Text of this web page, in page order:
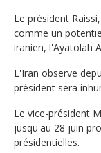
Le président
comme un
iranien, l'Ayatolah
L'Iran observe
président sera
Le vice-président
jusqu'au 28 juin
présidentielles.